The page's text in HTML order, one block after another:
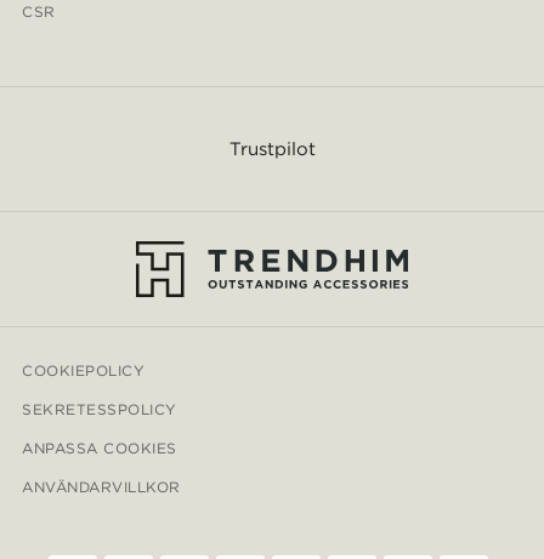
CSR
Trustpilot
COOKIEPOLICY
SEKRETESSPOLICY
ANPASSA COOKIES
ANVÄNDARVILLKOR